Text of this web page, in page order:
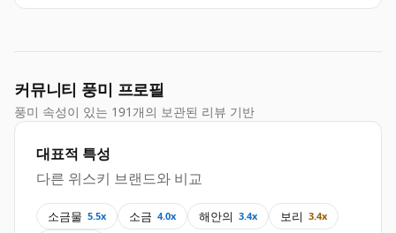
커뮤니티 풍미 프로필
풍미 속성이 있는 191개의 보관된 리뷰 기반
대표적 특성
다른 위스키 브랜드와 비교
소금물 5.5x 소금 4.0x 해안의 3.4x 보리 3.4x